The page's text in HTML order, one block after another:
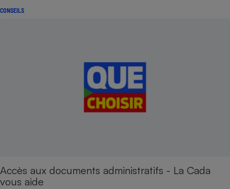
CONSEILS
Accès aux documents administratifs - La Cada
vous aide